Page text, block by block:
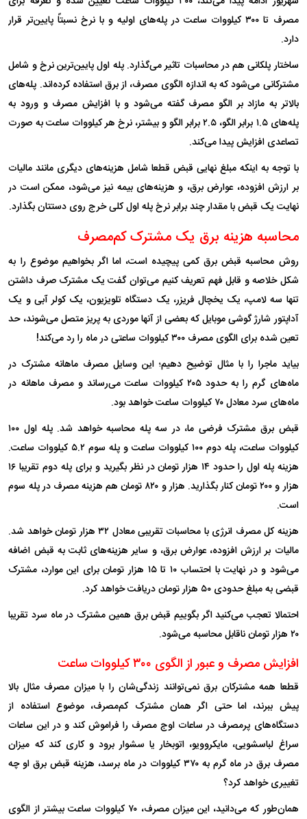
مصرف تا ۳۰۰ کیلووات ساعت در پله‌های اولیه و با نرخ نسبتاً پایین‌تر قرار
دارد.
ساختار پلکانی هم در محاسبات تاثیر می‌گذارد. پله اول پایین‌ترین نرخ و شامل
مشترکانی می‌شود که به اندازه الگوی مصرف، از برق استفاده کرده‌اند. پله‌های
بالاتر به مازاد بر الگو مصرف گفته می‌شود و با افزایش مصرف و ورود به
پله‌های ۱.۵ برابر الگو، ۲.۵ برابر الگو و بیشتر، نرخ هر کیلووات ساعت به صورت
تصاعدی افزایش پیدا می‌کند.
با توجه به اینکه مبلغ نهایی قبض قطعا شامل هزینه‌های دیگری مانند مالیات
بر ارزش افزوده، عوارض برق، و هزینه‌های بیمه نیز می‌شود، ممکن است در
نهایت یک قبض با مقدار چند برابر نرخ پله اول کلی خرج روی دستتان بگذارد.
محاسبه هزینه برق یک مشترک کم‌مصرف
روش محاسبه قبض برق کمی پیچیده است، اما اگر بخواهیم موضوع را به
شکل خلاصه و قابل فهم تعریف کنیم می‌توان گفت یک مشترک صرف داشتن
تنها سه لامپ، یک یخچال فریزر، یک دستگاه تلویزیون، یک کولر آبی و یک
آداپتور شارژ گوشی موبایل که بعضی از آنها موردی به پریز متصل می‌شوند، حد
تعین شده برای الگوی مصرف ۳۰۰ کیلووات ساعتی در ماه را رد می‌کند!
بیاید ماجرا را با مثال توضیح دهیم؛ این وسایل مصرف ماهانه مشترک در
ماه‌های گرم را به حدود ۲۰۵ کیلووات ساعت می‌رساند و مصرف ماهانه در
ماه‌های سرد معادل ۷۰ کیلووات ساعت خواهد بود.
قبض برق مشترک فرضی ما، در سه پله محاسبه خواهد شد. پله اول ۱۰۰
کیلووات ساعت، پله دوم ۱۰۰ کیلووات ساعت و پله سوم ۵.۲ کیلووات ساعت.
هزینه پله اول را حدود ۱۴ هزار تومان در نظر بگیرید و برای پله دوم تقریبا ۱۶
هزار و ۲۰۰ تومان کنار بگذارید. هزار و ۸۲۰ تومان هم هزینه مصرف در پله سوم
است.
هزینه کل مصرف انرژی با محاسبات تقریبی معادل ۳۲ هزار تومان خواهد شد.
مالیات بر ارزش افزوده، عوارض برق، و سایر هزینه‌های ثابت به قبض اضافه
می‌شود و در نهایت با احتساب ۱۰ تا ۱۵ هزار تومان برای این موارد، مشترک
قبضی به مبلغ حدودی ۵۰ هزار تومان دریافت خواهد کرد.
احتمالا تعجب می‌کنید اگر بگوییم قبض برق همین مشترک در ماه سرد تقریبا
۲۰ هزار تومان ناقابل محاسبه می‌شود.
افزایش مصرف و عبور از الگوی ۳۰۰ کیلووات ساعت
قطعا همه مشترکان برق نمی‌توانند زندگی‌شان را با میزان مصرف مثال بالا
پیش ببرند، اما حتی اگر همان مشترک کم‌مصرف، موضوع استفاده از
دستگاه‌های پرمصرف در ساعات اوج مصرف را فراموش کند و در این ساعات
سراغ لباسشویی، مایکروویو، اتوبخار یا سشوار برود و کاری کند که میزان
مصرف برق در ماه گرم به ۳۷۰ کیلووات در ماه برسد، هزینه قبض برق او چه
تغییری خواهد کرد؟
همان‌طور که می‌دانید، این میزان مصرف، ۷۰ کیلووات ساعت بیشتر از الگوی